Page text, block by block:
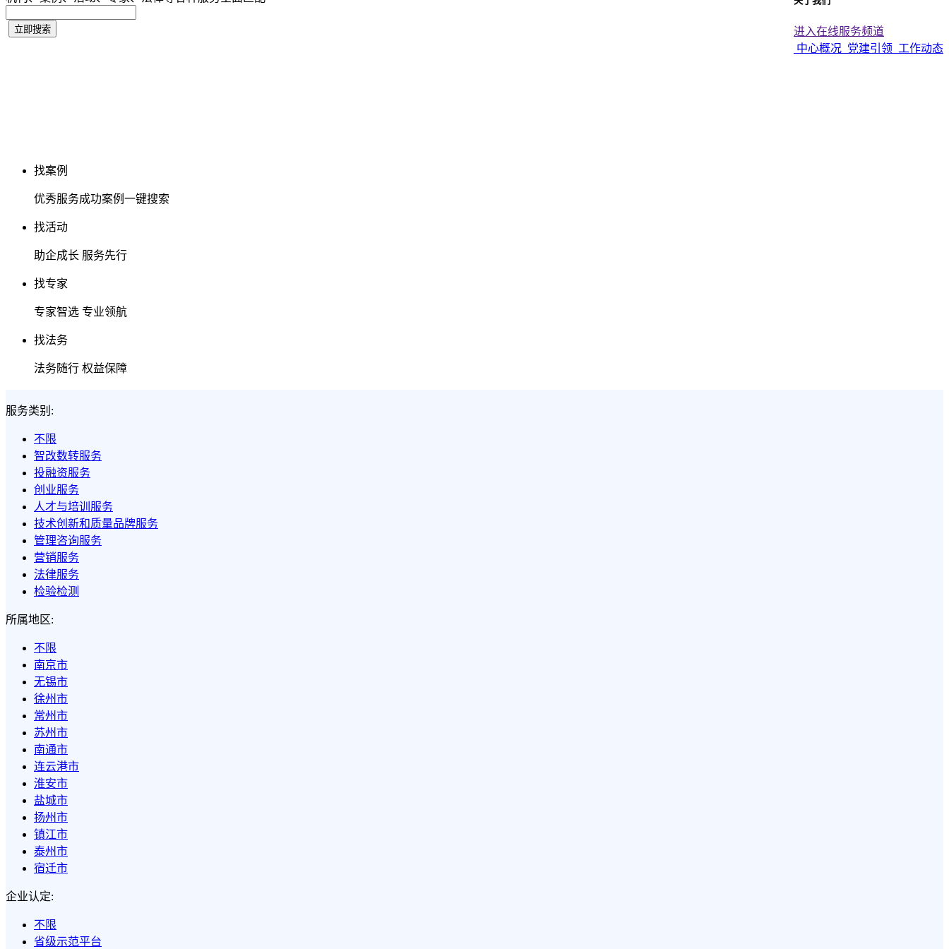
进入在线服务频道
中心概况 党建引领 工作动态
找案例
优秀服务成功案例一键搜索
找活动
助企成长 服务先行
找专家
专家智选 专业领航
找法务
法务随行 权益保障
服务类别:
不限
智改数转服务
投融资服务
创业服务
人才与培训服务
技术创新和质量品牌服务
管理咨询服务
营销服务
法律服务
检验检测
所属地区:
不限
南京市
无锡市
徐州市
常州市
苏州市
南通市
连云港市
淮安市
盐城市
扬州市
镇江市
泰州市
宿迁市
企业认定:
不限
省级示范平台